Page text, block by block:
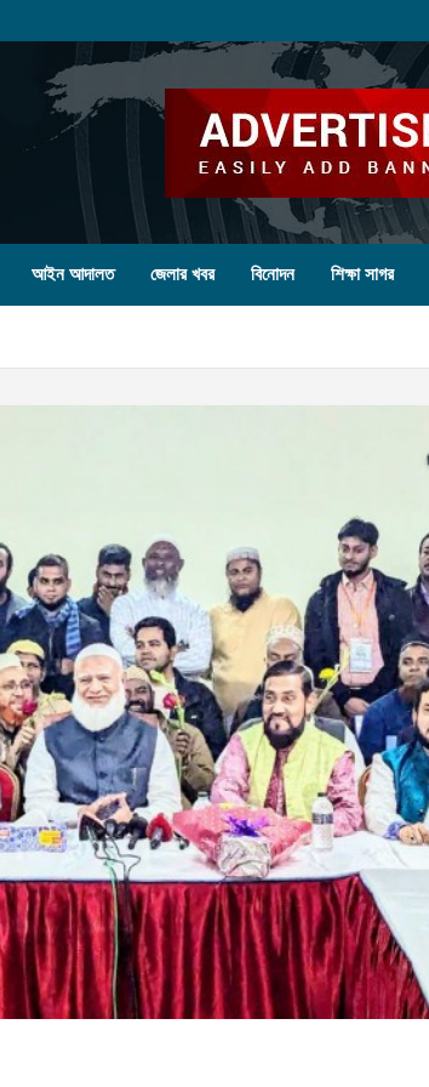
আইন আদালত জেলার খবর বিনোদন শিক্ষা সাগর